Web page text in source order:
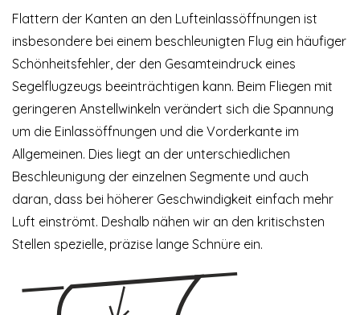
Flattern der Kanten an den Lufteinlassöffnungen ist
insbesondere bei einem beschleunigten Flug ein häufiger
Schönheitsfehler, der den Gesamteindruck eines
Segelflugzeugs beeinträchtigen kann. Beim Fliegen mit
geringeren Anstellwinkeln verändert sich die Spannung
um die Einlassöffnungen und die Vorderkante im
Allgemeinen. Dies liegt an der unterschiedlichen
Beschleunigung der einzelnen Segmente und auch
daran, dass bei höherer Geschwindigkeit einfach mehr
Luft einströmt. Deshalb nähen wir an den kritischsten
Stellen spezielle, präzise lange Schnüre ein.